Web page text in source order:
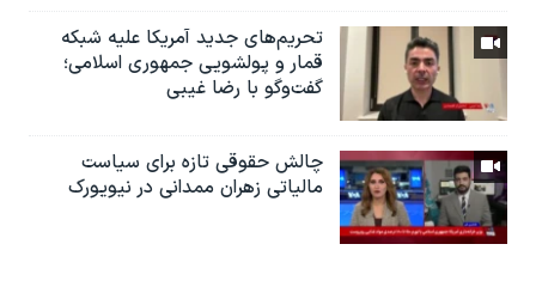
تحریم‌های جدید آمریکا علیه شبکه
قمار و پولشویی جمهوری اسلامی؛
گفت‌وگو با رضا غیبی
چالش حقوقی تازه برای سیاست
مالیاتی زهران ممدانی در نیویورک